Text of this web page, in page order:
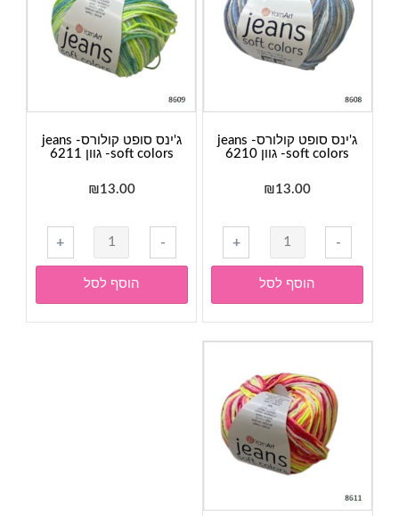
גוון
6204
גוון
6205
ג'ינס סופט קולורס- jeans
soft colors- גוון 6210
₪13.00
-
כמות
של
ג'ינס
סופט
קולורס-
jeans
colors-
גוון
6210
+
הוסף לסל
ג'ינס סופט קולורס- jeans
soft colors- גוון 6211
₪13.00
-
כמות
של
ג'ינס
סופט
קולורס-
+
הוסף לסל